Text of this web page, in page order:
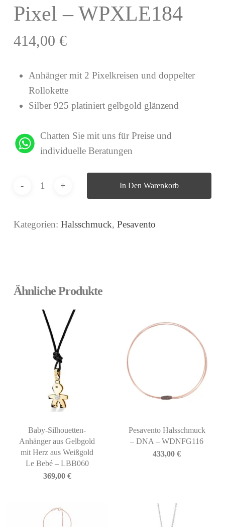
Pixel – WPXLE184
414,00 €
Anhänger mit 2 Pixelkreisen und doppelter
Rollokette
Silber 925 platiniert gelbgold glänzend
Chatten Sie mit uns für Preise und
individuelle Beratungen
In Den Warenkorb
Kategorien: Halsschmuck, Pesavento
Ähnliche Produkte
Baby-Silhouetten-
Anhänger aus Gelbgold
mit Herz aus Weißgold
Le Bebé – LBB060
369,00 €
Pesavento Halsschmuck
– DNA – WDNFG116
433,00€